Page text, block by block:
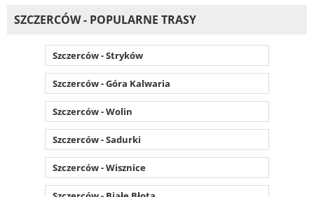
SZCZERCÓW - POPULARNE TRASY
Szczerców - Stryków
Szczerców - Góra Kalwaria
Szczerców - Wolin
Szczerców - Sadurki
Szczerców - Wisznice